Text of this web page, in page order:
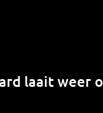
laait weer